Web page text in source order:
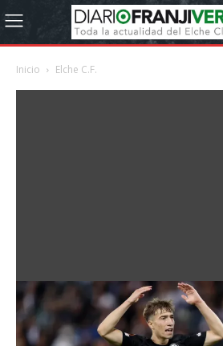
Inicio Elche C.F.